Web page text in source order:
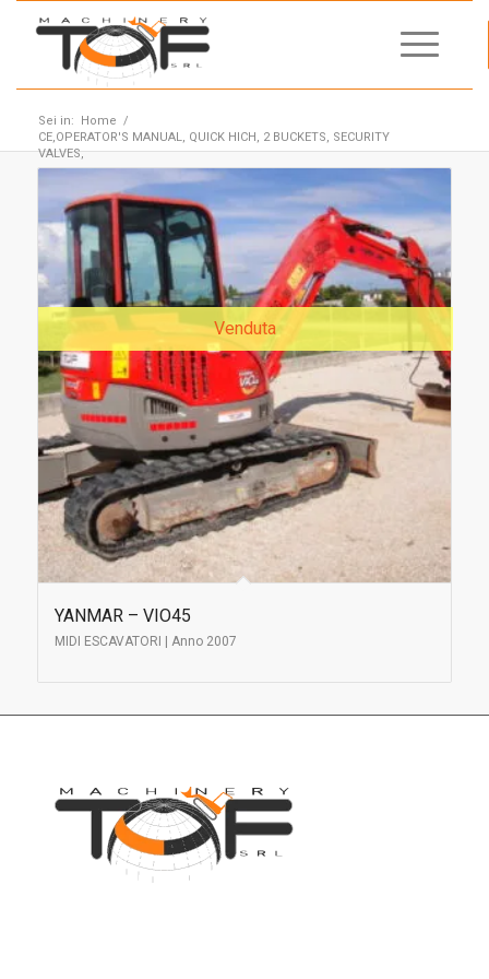
Sei in: Home /
CE,OPERATOR'S MANUAL, QUICK HICH, 2 BUCKETS, SECURITY
VALVES,
Venduta
YANMAR – VIO45
MIDI ESCAVATORI | Anno 2007